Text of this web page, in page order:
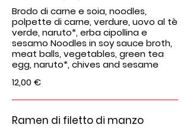
Brodo di carne e soia, noodles,
polpette di carne, verdure, uovo al tè
verde, naruto*, erba cipollina e
sesamo Noodles in soy sauce broth,
meat balls, vegetables, green tea
egg, naruto*, chives and sesame
12,00 €
Ramen di filetto di manzo